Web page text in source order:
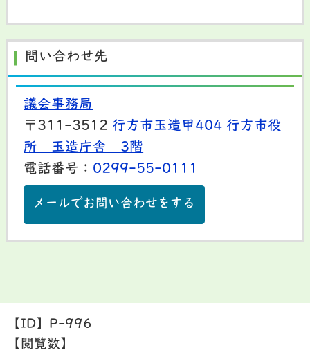
問い合わせ先
議会事務局
〒311-3512 行方市玉造甲404 行方市役
所 玉造庁舎 3階
電話番号： 0299-55-0111
メールでお問い合わせをする
【ID】 P-996
【閲覧数】